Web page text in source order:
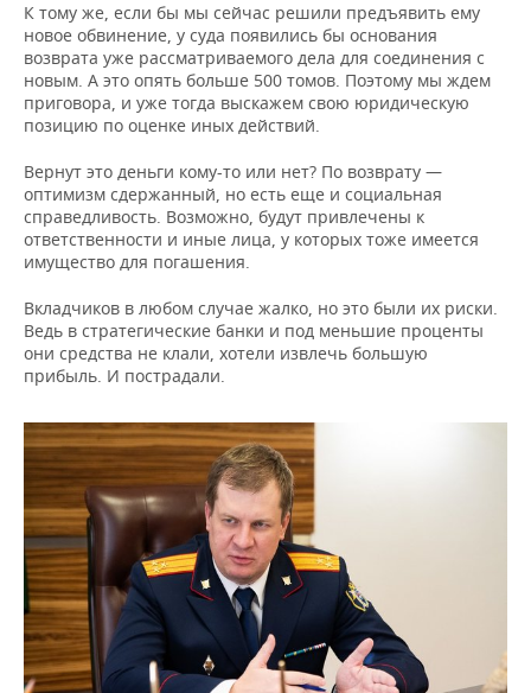
К тому же, если бы мы сейчас решили предъявить ему
новое обвинение, у суда появились бы основания
возврата уже рассматриваемого дела для соединения с
новым. А это опять больше 500 томов. Поэтому мы ждем
приговора, и уже тогда выскажем свою юридическую
позицию по оценке иных действий.
Вернут это деньги кому-то или нет? По возврату —
оптимизм сдержанный, но есть еще и социальная
справедливость. Возможно, будут привлечены к
ответственности и иные лица, у которых тоже имеется
имущество для погашения.
Вкладчиков в любом случае жалко, но это были их риски.
Ведь в стратегические банки и под меньшие проценты
они средства не клали, хотели извлечь большую
прибыль. И пострадали.